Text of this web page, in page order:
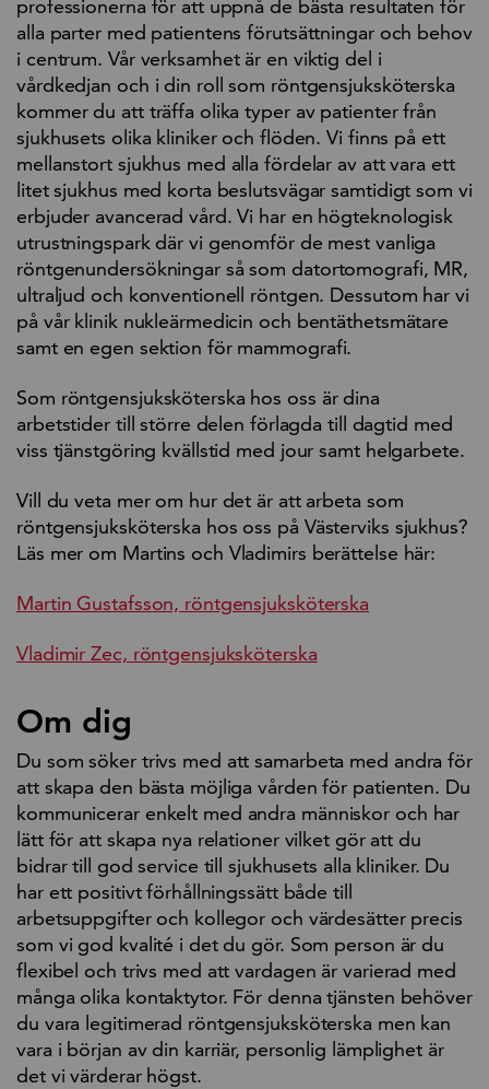
professionerna för att uppnå de bästa resultaten för
alla parter med patientens förutsättningar och behov
i centrum. Vår verksamhet är en viktig del i
vårdkedjan och i din roll som röntgensjuksköterska
kommer du att träffa olika typer av patienter från
sjukhusets olika kliniker och flöden. Vi finns på ett
mellanstort sjukhus med alla fördelar av att vara ett
litet sjukhus med korta beslutsvägar samtidigt som vi
erbjuder avancerad vård. Vi har en högteknologisk
utrustningspark där vi genomför de mest vanliga
röntgenundersökningar så som datortomografi, MR,
ultraljud och konventionell röntgen. Dessutom har vi
på vår klinik nukleärmedicin och bentäthetsmätare
samt en egen sektion för mammografi.
Som röntgensjuksköterska hos oss är dina
arbetstider till större delen förlagda till dagtid med
viss tjänstgöring kvällstid med jour samt helgarbete.
Vill du veta mer om hur det är att arbeta som
röntgensjuksköterska hos oss på Västerviks sjukhus?
Läs mer om Martins och Vladimirs berättelse här:
Martin Gustafsson, röntgensjuksköterska
Vladimir Zec, röntgensjuksköterska
Om dig
Du som söker trivs med att samarbeta med andra för
att skapa den bästa möjliga vården för patienten. Du
kommunicerar enkelt med andra människor och har
lätt för att skapa nya relationer vilket gör att du
bidrar till god service till sjukhusets alla kliniker. Du
har ett positivt förhållningssätt både till
arbetsuppgifter och kollegor och värdesätter precis
som vi god kvalité i det du gör. Som person är du
flexibel och trivs med att vardagen är varierad med
många olika kontaktytor. För denna tjänsten behöver
du vara legitimerad röntgensjuksköterska men kan
vara i början av din karriär, personlig lämplighet är
det vi värderar högst.